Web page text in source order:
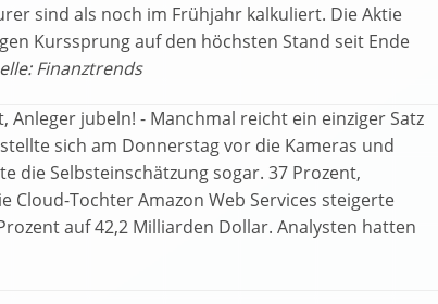
sind als noch im Frühjahr kalkuliert. Die Aktie
Kurssprung auf den höchsten Stand seit Ende
Finanztrends
Anleger jubeln! - Manchmal reicht ein einziger Satz
sich am Donnerstag vor die Kameras und
die Selbsteinschätzung sogar. 37 Prozent,
Cloud-Tochter Amazon Web Services steigerte
auf 42,2 Milliarden Dollar. Analysten hatten